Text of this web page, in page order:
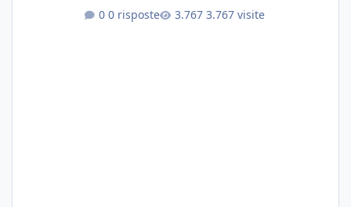
fertilizzato.le foglie delle piante sono
0 risposte 3.767 visite